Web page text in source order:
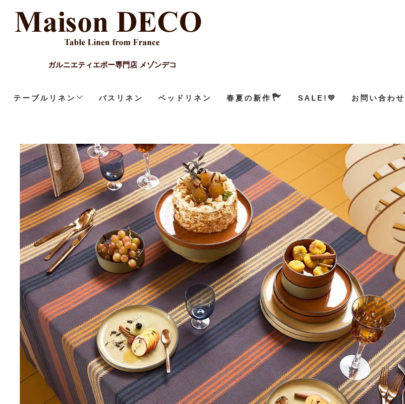
ガルニエティエボー専門店 メゾンデコ
テーブルリネン バスリネン ベッドリネン 春夏の新作 SALE!💛 お問い合わせ